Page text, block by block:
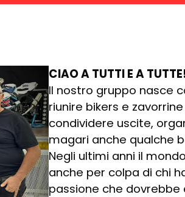
CIAO A TUTTI E A
Il nostro gruppo nasce
riunire bikers e
condividere uscite,
magari anche qualche
Negli ultimi anni il
anche per colpa di chi
passione che